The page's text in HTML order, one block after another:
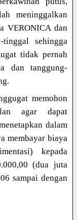
meninggalkan
VERONICA dan
sehingga
tidak pernah
dan tanggung-
memohon
agar dapat
dalam
membayar biaya
kepada
(dua juta
sampai dengan